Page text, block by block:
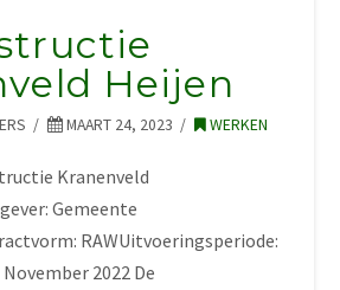
Heijen
MAART 24, 2023 WERKEN
Kranenveld
Gemeente
RAWUitvoeringsperiode:
2022 De